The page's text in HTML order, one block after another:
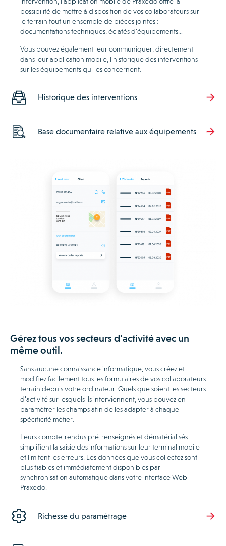
possibilité de mettre à disposition de vos collaborateurs sur
le terrain tout un ensemble de pièces jointes :
documentations techniques, éclatés d’équipements…
Vous pouvez également leur communiquer, directement
dans leur application mobile, l’historique des interventions
sur les équipements qui les concernent.
Historique des interventions
Base documentaire relative aux équipements
Gérez tous vos secteurs d’activité avec un
même outil.
Sans aucune connaissance informatique, vous créez et
modifiez facilement tous les formulaires de vos collaborateurs
terrain depuis votre ordinateur. Quels que soient les secteurs
d’activité sur lesquels ils interviennent, vous pouvez en
paramétrer les champs afin de les adapter à chaque
spécificité métier.
Leurs compte-rendus pré-renseignés et dématérialisés
simplifient la saisie des informations sur leur terminal mobile
et limitent les erreurs. Les données que vous collectez sont
plus fiables et immédiatement disponibles par
synchronisation automatique dans votre interface Web
Praxedo.
Richesse du paramétrage